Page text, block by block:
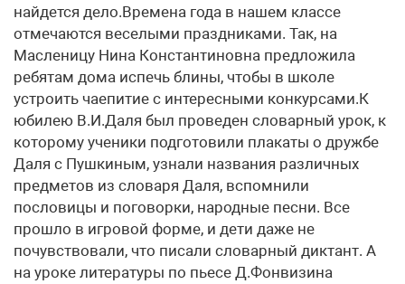
найдется дело.Времена года в нашем классе
отмечаются веселыми праздниками. Так, на
Масленицу Нина Константиновна предложила
ребятам дома испечь блины, чтобы в школе
устроить чаепитие с интересными конкурсами.К
юбилею В.И.Даля был проведен словарный урок, к
которому ученики подготовили плакаты о дружбе
Даля с Пушкиным, узнали названия различных
предметов из словаря Даля, вспомнили
пословицы и поговорки, народные песни. Все
прошло в игровой форме, и дети даже не
почувствовали, что писали словарный диктант. А
на уроке литературы по пьесе Д.Фонвизина